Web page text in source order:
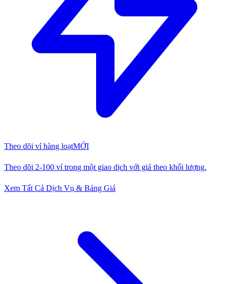
Theo dõi ví hàng loạtMỚI
Theo dõi 2-100 ví trong một giao dịch với giá theo khối lượng.
Xem Tất Cả Dịch Vụ & Bảng Giá